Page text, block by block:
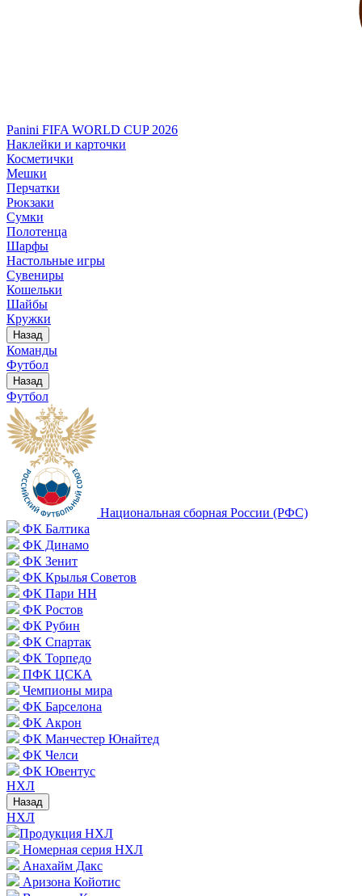
Panini FIFA WORLD CUP 2026
Наклейки и карточки
Косметички
Мешки
Перчатки
Рюкзаки
Сумки
Полотенца
Шарфы
Настольные игры
Сувениры
Кошельки
Шайбы
Кружки
Назад
Команды
Футбол
Назад
Футбол
Национальная сборная России (РФС)
ФК Балтика
ФК Динамо
ФК Зенит
ФК Крылья Советов
ФК Пари НН
ФК Ростов
ФК Рубин
ФК Спартак
ФК Торпедо
ПФК ЦСКА
Чемпионы мира
ФК Барселона
ФК Акрон
ФК Манчестер Юнайтед
ФК Челси
ФК Ювентус
НХЛ
Назад
НХЛ
Продукция НХЛ
Номерная серия НХЛ
Анахайм Дакс
Аризона Койотис